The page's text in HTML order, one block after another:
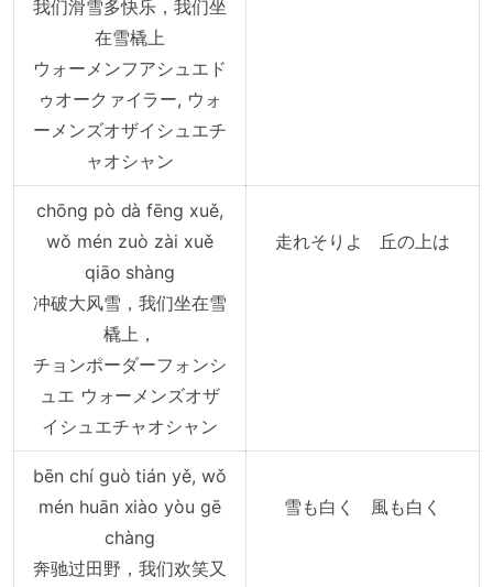
我们滑雪多快乐，我们坐
在雪橇上
ウォーメンフアシュエド
ゥオークァイラー, ウォ
ーメンズオザイシュエチ
ャオシャン
chōng pò dà fēng xuě,
wǒ mén zuò zài xuě
qiāo shàng
冲破大风雪，我们坐在雪
橇上，
チョンポーダーフォンシ
ュエ ウォーメンズオザ
イシュエチャオシャン
走れそりよ 丘の上は
bēn chí guò tián yě, wǒ
mén huān xiào yòu gē
chàng
奔驰过田野，我们欢笑又
雪も白く 風も白く